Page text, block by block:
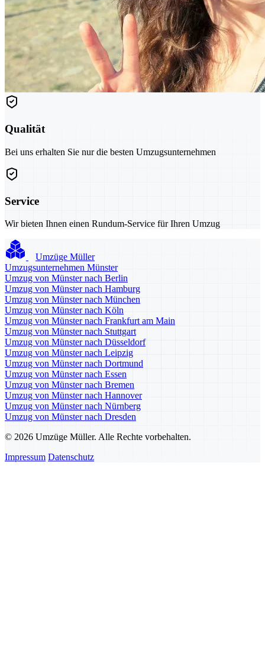
Qualität
Bei uns erhalten Sie nur die besten Umzugsunternehmen
Service
Wir bieten Ihnen einen Rundum-Service für Ihren Umzug
Umzüge Müller
Umzugsunternehmen Münster
Umzug von Münster nach Berlin
Umzug von Münster nach Hamburg
Umzug von Münster nach München
Umzug von Münster nach Köln
Umzug von Münster nach Frankfurt am Main
Umzug von Münster nach Stuttgart
Umzug von Münster nach Düsseldorf
Umzug von Münster nach Leipzig
Umzug von Münster nach Dortmund
Umzug von Münster nach Essen
Umzug von Münster nach Bremen
Umzug von Münster nach Hannover
Umzug von Münster nach Nürnberg
Umzug von Münster nach Dresden
© 2026 Umzüge Müller. Alle Rechte vorbehalten.
Impressum Datenschutz